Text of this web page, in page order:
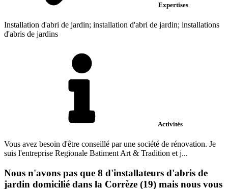
Expertises
Installation d'abri de jardin; installation d'abri de jardin; installations
d'abris de jardins
Activités
Vous avez besoin d'être conseillé par une société de rénovation. Je
suis l'entreprise Regionale Batiment Art & Tradition et j...
Nous n'avons pas que 8 d'installateurs d'abris de
jardin domicilié dans la Corrèze (19) mais nous vous